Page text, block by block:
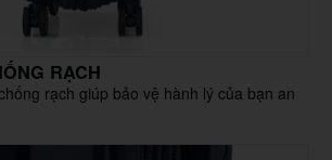
RẠCH
rạch giúp bảo vệ hành lý của bạn an